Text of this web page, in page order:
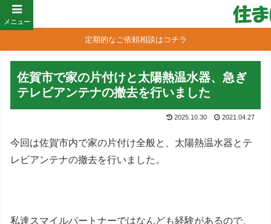
定期的なご依頼相談はコチラ
佐賀市で家の片付けと太陽熱温水器、急ぎ
テレビアンテナの撤去を行いました
2025.10.30 2021.04.27
今回は佐賀市内で家の片付け全般と、太陽熱温水器とテ
レビアンテナの撤去を行いました。
私達スマイルパートナーではなんども経験があるので、
メニュー